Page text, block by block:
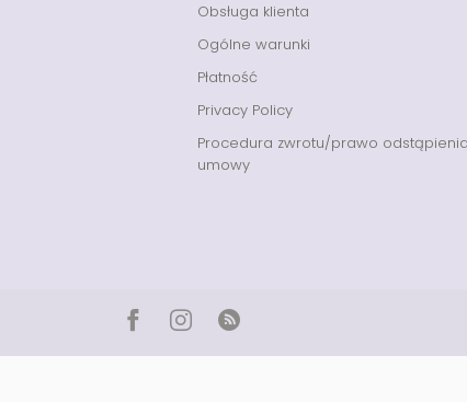
Obsługa klienta
Ogólne warunki
Płatność
Privacy Policy
Procedura zwrotu/prawo
umowy